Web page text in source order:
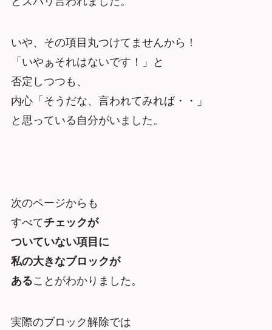
いや、その項目丸つけてませんから！
「いやぁそれはないです！」と
否定しつつも、
内心「そうだな、言われてみれば・・」
と思っている自分がいました。
次のページからも
すべてチェックが
ついていない項目に
私の大きなブロックが
あることがわかりました。
実際のブロック解除では